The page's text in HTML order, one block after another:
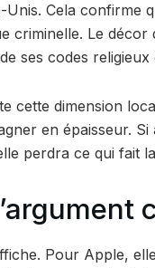
Unis. Cela confirme
criminelle. Le décor
ses codes religieux
cette dimension
en épaisseur.
perdra ce qui fait
Pour Apple,